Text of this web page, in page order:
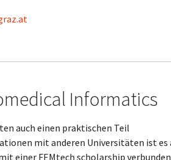
Informatics
auch einen praktischen Teil
mit anderen Universitäten ist
einer FEMtech scholarship